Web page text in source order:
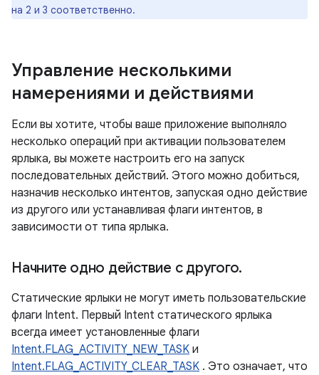
на 2 и 3 соответственно.
Управление несколькими
намерениями и действиями
Если вы хотите, чтобы ваше приложение выполняло
несколько операций при активации пользователем
ярлыка, вы можете настроить его на запуск
последовательных действий. Этого можно добиться,
назначив несколько интентов, запуская одно действие
из другого или устанавливая флаги интентов, в
зависимости от типа ярлыка.
Начните одно действие с другого.
Статические ярлыки не могут иметь пользовательские
флаги Intent. Первый Intent статического ярлыка
всегда имеет установленные флаги
Intent.FLAG_ACTIVITY_NEW_TASK и
Intent.FLAG_ACTIVITY_CLEAR_TASK . Это означает, что